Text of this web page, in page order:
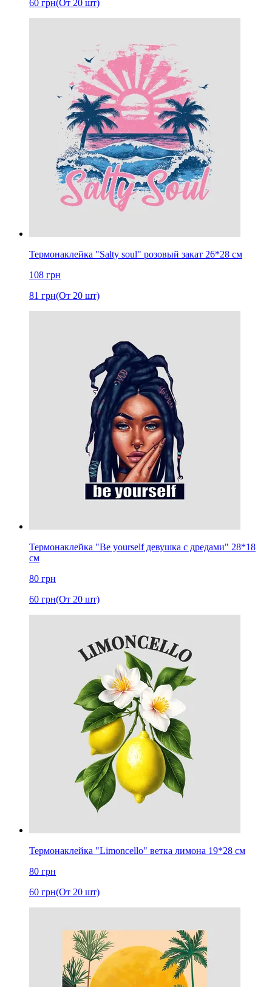
60 грн(От 20 шт)
Термонаклейка "Salty soul" розовый закат 26*28 см
108 грн
81 грн(От 20 шт)
Термонаклейка "Be yourself девушка с дредами" 28*18
см
80 грн
60 грн(От 20 шт)
Термонаклейка "Limoncello" ветка лимона 19*28 см
80 грн
60 грн(От 20 шт)